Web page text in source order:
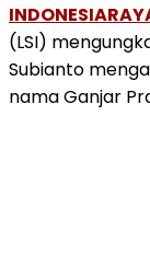
(LSI)
Subianto
nama Ganjar